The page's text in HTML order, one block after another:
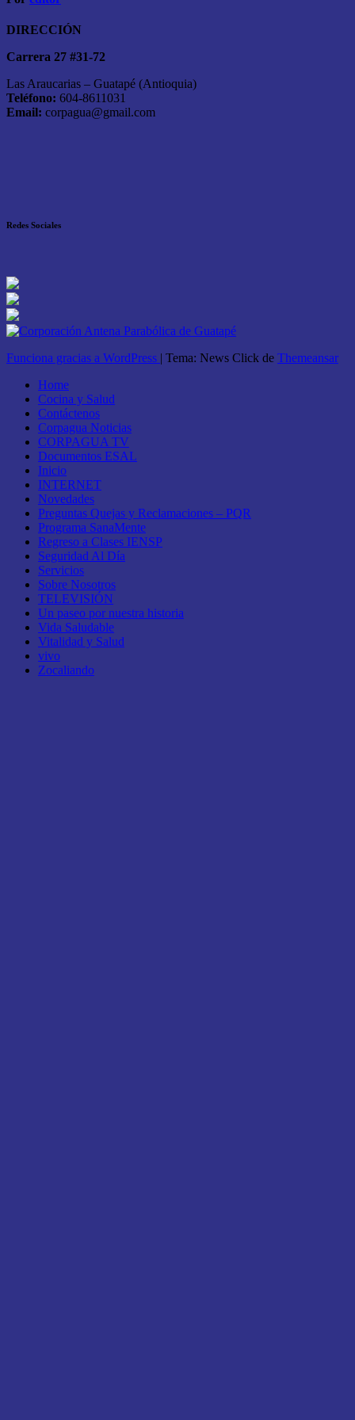
DIRECCIÓN
Carrera 27 #31-72
Las Araucarias – Guatapé (Antioquia)
Teléfono: 604-8611031
Email: corpagua@gmail.com
Redes Sociales
Funciona gracias a WordPress | Tema: News Click de Themeansar
Home
Cocina y Salud
Contáctenos
Corpagua Noticias
CORPAGUA TV
Documentos ESAL
Inicio
INTERNET
Novedades
Preguntas Quejas y Reclamaciones – PQR
Programa SanaMente
Regreso a Clases IENSP
Seguridad Al Día
Servicios
Sobre Nosotros
TELEVISIÓN
Un paseo por nuestra historia
Vida Saludable
Vitalidad y Salud
vivo
Zocaliando